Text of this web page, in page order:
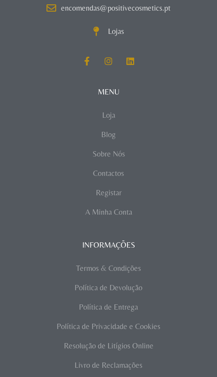
encomendas@positivecosmetics.pt
Lojas
MENU
Loja
Blog
Sobre Nós
Contactos
Registar
A Minha Conta
INFORMAÇÕES
Termos & Condições
Política de Devolução
Política de Entrega
Política de Privacidade e Cookies
Resolução de Litígios Online
Livro de Reclamações